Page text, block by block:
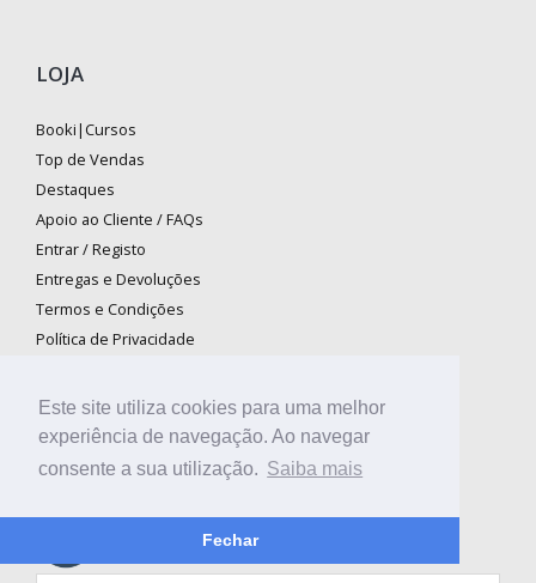
Este site utiliza cookies para uma melhor
experiência de navegação. Ao navegar
consente a sua utilização. Saiba mais
Fechar
LOJA
Booki|Cursos
Top de Vendas
Destaques
Apoio ao Cliente / FAQs
Entrar / Registo
Entregas e Devoluções
Termos e Condições
Política de Privacidade
NEWSLETTER
Subscreva a Newsletter Booki e receba todas as
nossas novidades e promoções no seu email.